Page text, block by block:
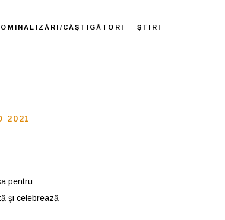
CÂȘTIGĂTORI ȘTIRI
2021
pentru
și celebrează